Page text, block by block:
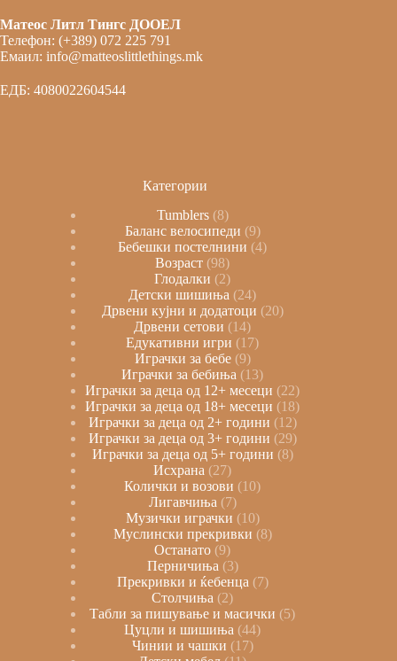
Матеос Литл Тингс ДООЕЛ
Телефон: (+389) 072 225 791
Емаил: info@matteoslittlethings.mk
ЕДБ: 4080022604544
Категории
Tumblers 8
Баланс велосипеди 9
Бебешки постелнини 4
Возраст 98
Глодалки
2
Детски шишиња
24
Дрвени кујни и додатоци 20
Дрвени сетови
14
Едукативни игри
17
Играчки за бебе 9
Играчки за бебиња
13
Играчки за деца од 12+ месеци
22
Играчки за деца од 18+ месеци
18
Играчки за деца од 2+ години 12
Играчки за деца од 3+ години 29
Играчки за деца од 5+ години 8
Исхрана
27
Колички и возови
10
Лигавчиња 7
Музички играчки 10
Муслински прекривки 8
Останато 9
Перничиња 3
Прекривки и ќебенца 7
Столчиња
2
Табли за пишување и масички
5
Цуцли и шишиња 44
Чинии и чашки 17